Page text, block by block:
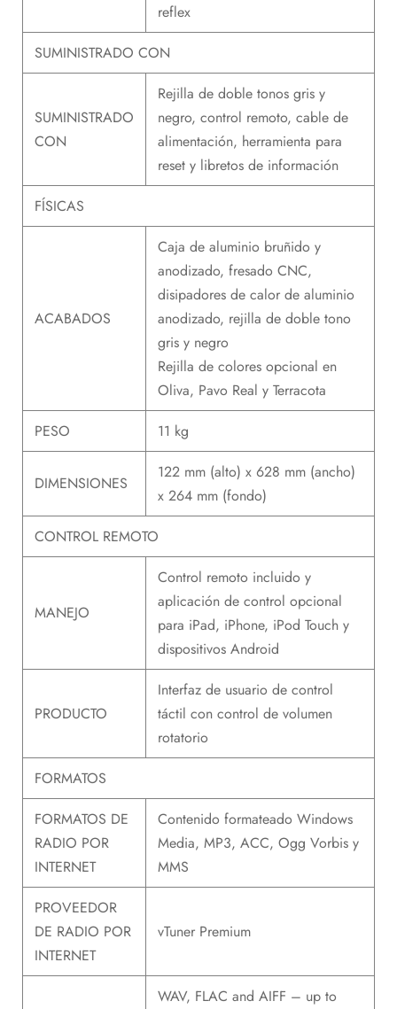
reflex
SUMINISTRADO CON
SUMINISTRADO
CON
Rejilla de doble tonos gris y
negro, control remoto, cable de
alimentación, herramienta para
reset y libretos de información
FÍSICAS
ACABADOS
Caja de aluminio bruñido y
anodizado, fresado CNC,
disipadores de calor de aluminio
anodizado, rejilla de doble tono
gris y negro
Rejilla de colores opcional en
Oliva, Pavo Real y Terracota
PESO
11 kg
DIMENSIONES
122 mm (alto) x 628 mm (ancho)
x 264 mm (fondo)
CONTROL REMOTO
MANEJO
Control remoto incluido y
aplicación de control opcional
para iPad, iPhone, iPod Touch y
dispositivos Android
PRODUCTO
Interfaz de usuario de control
táctil con control de volumen
rotatorio
FORMATOS
FORMATOS DE
RADIO POR
INTERNET
Contenido formateado Windows
Media, MP3, ACC, Ogg Vorbis y
MMS
PROVEEDOR
DE RADIO POR
INTERNET
vTuner Premium
WAV, FLAC and AIFF – up to